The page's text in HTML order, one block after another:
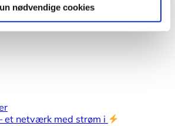
nødvendige cookies
et netværk med strøm i